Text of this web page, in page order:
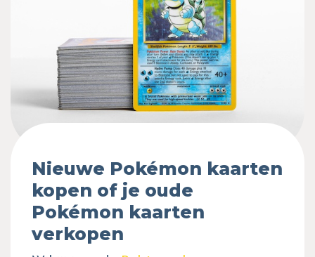
Nieuwe Pokémon kaarten
kopen of je oude
Pokémon kaarten
verkopen